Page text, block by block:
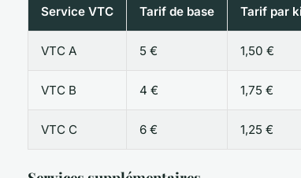
Service VTC Tarif de base Tarif par
VTC A 5 € 1,50 €
VTC B 4 € 1,75 €
VTC C 6 € 1,25 €